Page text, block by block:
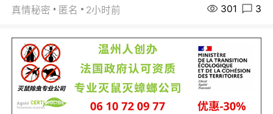
真情秘密 匿名 2小时前 301 3